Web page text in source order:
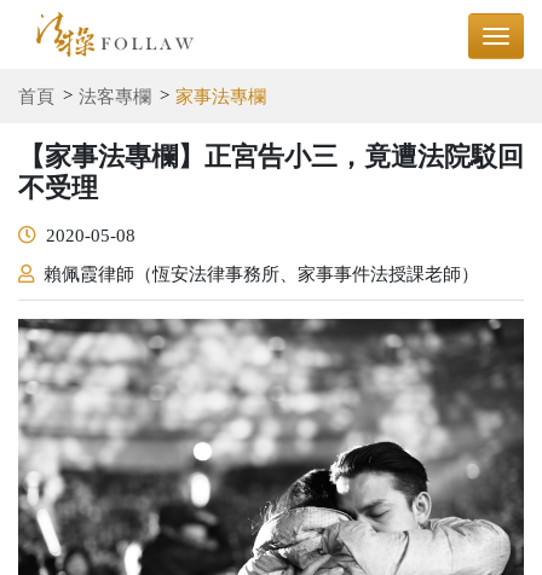
首頁 法客專欄 家事法專欄
【家事法專欄】正宮告小三，竟遭法院駁回
不受理
2020-05-08
賴佩霞律師（恆安法律事務所、家事事件法授課老師）